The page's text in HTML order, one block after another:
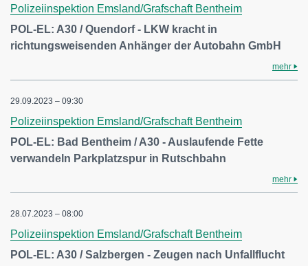
Polizeiinspektion Emsland/Grafschaft Bentheim
POL-EL: A30 / Quendorf - LKW kracht in
richtungsweisenden Anhänger der Autobahn GmbH
mehr
29.09.2023 – 09:30
Polizeiinspektion Emsland/Grafschaft Bentheim
POL-EL: Bad Bentheim / A30 - Auslaufende Fette
verwandeln Parkplatzspur in Rutschbahn
mehr
28.07.2023 – 08:00
Polizeiinspektion Emsland/Grafschaft Bentheim
POL-EL: A30 / Salzbergen - Zeugen nach Unfallflucht